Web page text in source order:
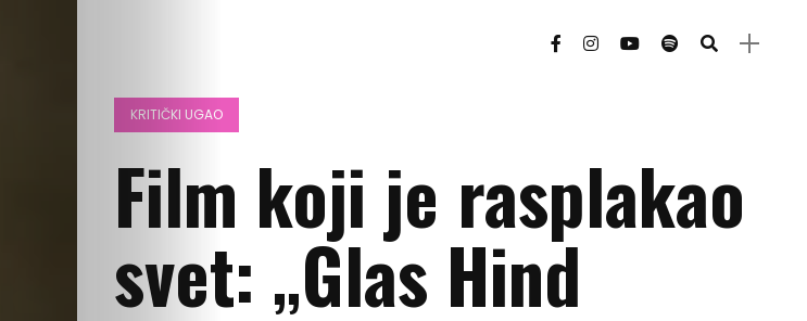
KRITIČKI UGAO
Film koji je rasplakao
svet: „Glas Hind